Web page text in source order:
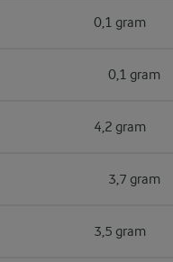
0,1 gram
0,1 gram
4,2 gram
3,7 gram
3,5 gram